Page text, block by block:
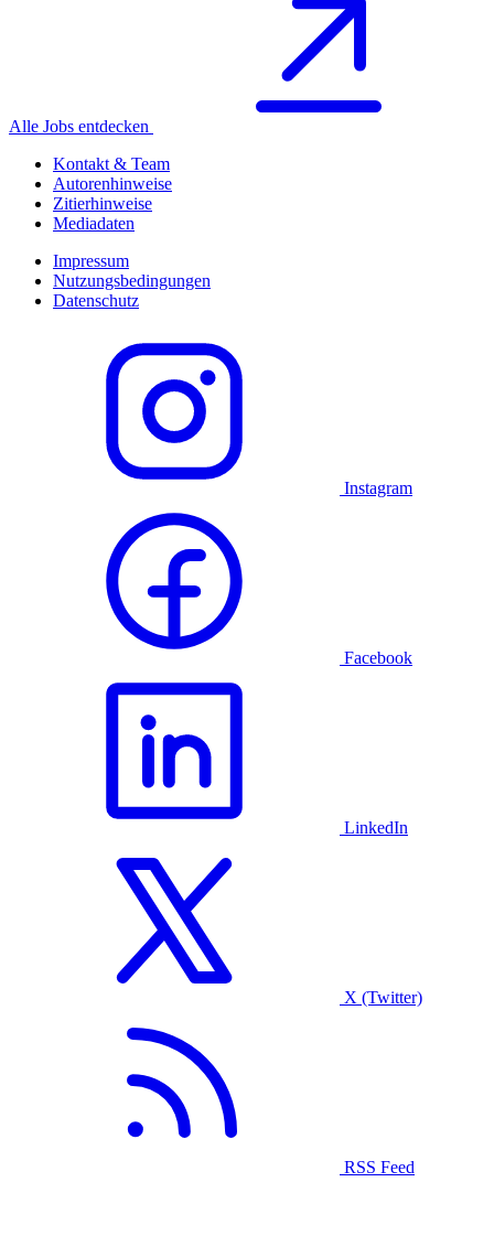
Alle Jobs entdecken
Kontakt & Team
Autorenhinweise
Zitierhinweise
Mediadaten
Impressum
Nutzungsbedingungen
Datenschutz
Instagram
Facebook
LinkedIn
X (Twitter)
RSS Feed